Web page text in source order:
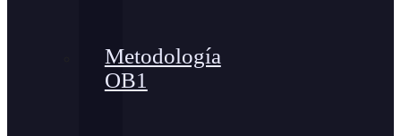
Metodología
OB1